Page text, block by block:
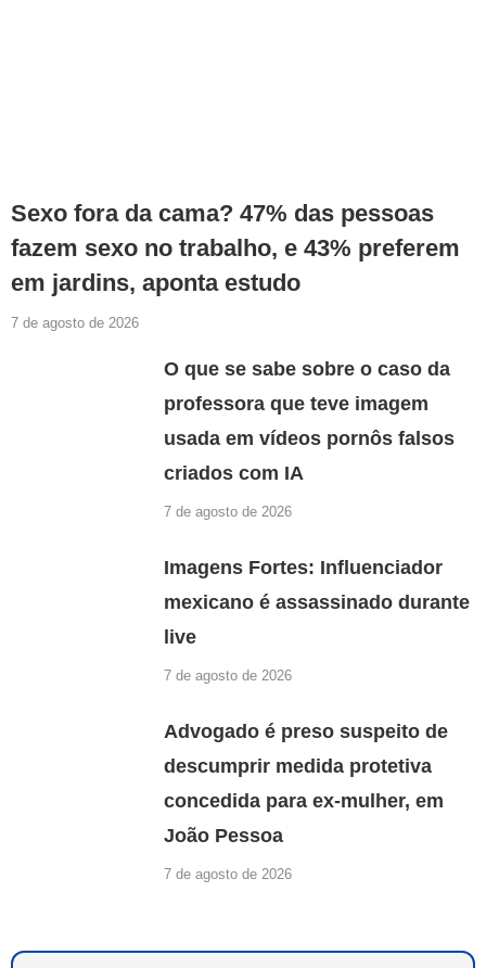
Sexo fora da cama? 47% das pessoas
fazem sexo no trabalho, e 43% preferem
em jardins, aponta estudo
7 de agosto de 2026
O que se sabe sobre o caso da
professora que teve imagem
usada em vídeos pornôs falsos
criados com IA
7 de agosto de 2026
Imagens Fortes: Influenciador
mexicano é assassinado durante
live
7 de agosto de 2026
Advogado é preso suspeito de
descumprir medida protetiva
concedida para ex-mulher, em
João Pessoa
7 de agosto de 2026